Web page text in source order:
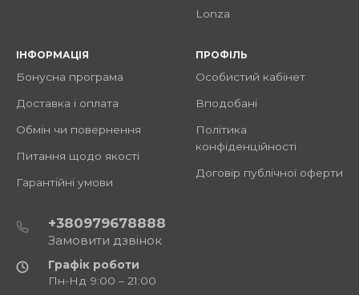
Lonza
ІНФОРМАЦІЯ
Бонусна програма
Доставка і оплата
Обмін чи повернення
Питання щодо якості
Гарантійні умови
ПРОФІЛЬ
Особистий кабінет
Вподобані
Політика
конфіденційності
Договір публічної оферти
+380979678888
Замовити дзвінок
Графік роботи
Пн-Нд 9:00 – 21:00